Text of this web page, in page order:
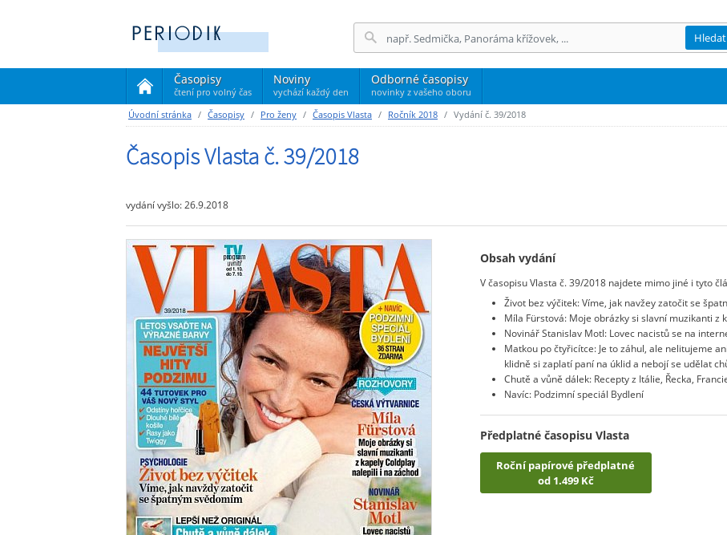
Časopisy
čtení pro volný čas
(current)
Noviny
vychází každý den
Odborné časopisy
novinky z vašeho oboru
Hledat
Úvodní stránka Časopisy Pro ženy Časopis Vlasta Ročník 2018 Vydání č. 39/2018
Časopis Vlasta č. 39/2018
vydání vyšlo: 26.9.2018
Obsah vydání
V časopisu Vlasta č. 39/2018 najdete mimo jiné i tyto
Život bez výčitek: Víme, jak navžey zatočit se
Míla Fürstová: Moje obrázky si slavní muzikanti z
Novinář Stanislav Motl: Lovec nacistů se na
Matkou po čtyřicítce: Je to záhul, ale nelitujeme
klidně si zaplatí paní na úklid a nebojí se udělat
Chutě a vůně dálek: Recepty z Itálie, Řecka,
Navíc: Podzimní speciál Bydlení
Předplatné časopisu Vlasta
Roční papírové předplatné
od 1.499 Kč